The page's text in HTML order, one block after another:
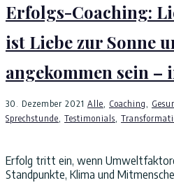
Erfolgs-Coaching:
ist Liebe zur Sonne
angekommen sein –
30. Dezember 2021 Alle, Coaching,
Sprechstunde, Testimonials,
Erfolg tritt ein, wenn
Standpunkte, Klima und